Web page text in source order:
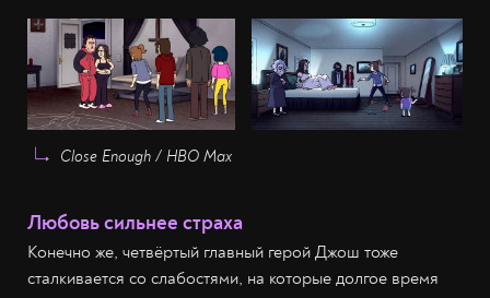
Close Enough / HBO Max
Любовь сильнее страха
Конечно же, четвёртый главный герой Джош тоже
сталкивается со слабостями, на которые долгое время